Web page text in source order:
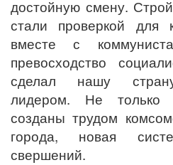
достойную смену.
стали проверкой для
вместе с
превосходство
сделал нашу
лидером. Не только
созданы трудом
города, новая
свершений.